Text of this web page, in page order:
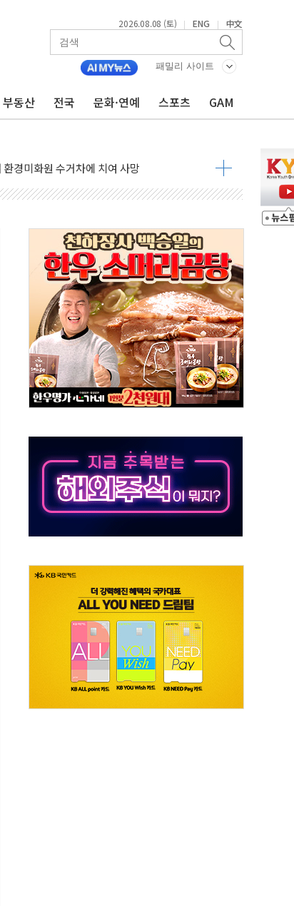
2026.08.08 (토) | ENG | 中文
패밀리 사이트
부동산 전국 문화·연예 스포츠 GAM
습 한계·탄약 부족 현실화
㎜ 폭우…강원 동해안 강한 비 어어져
동…60대 남성 2명 숨져
는 일 없게"…'결혼 페널티' 22개 과제 손본다
날 참석..."국제적 시민 연대로 목소리 내야"
실종 60대 나흘만에 숨진 채 발견
살해 10대 아들 체포
아친 정청래…제주 연설서 신경전 고조
시…與 "적극 환영"·野 "졸속 국정"
…10일까지 최대 3.5m 높은 물결
명…정부, 비상대응기구 가동
이징도 부동산 규제 철폐
으로 피서객 7명 고립…전원 구조
…온열질환 여부 조사
오전 집중 편성…체감온도 38도 넘으면 중단
지법' 전면 재검토 지시